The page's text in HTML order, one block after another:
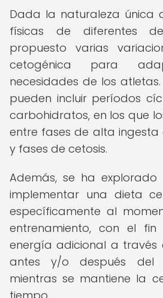
Dada la naturaleza única
físicas de diferentes
propuesto varias
cetogénica para
necesidades de los
pueden incluir períodos
carbohidratos, en los que
entre fases de alta
y fases de cetosis.
Además, se ha
implementar una dieta
específicamente al
entrenamiento, con el
energía adicional a través
antes y/o después del
mientras se mantiene la